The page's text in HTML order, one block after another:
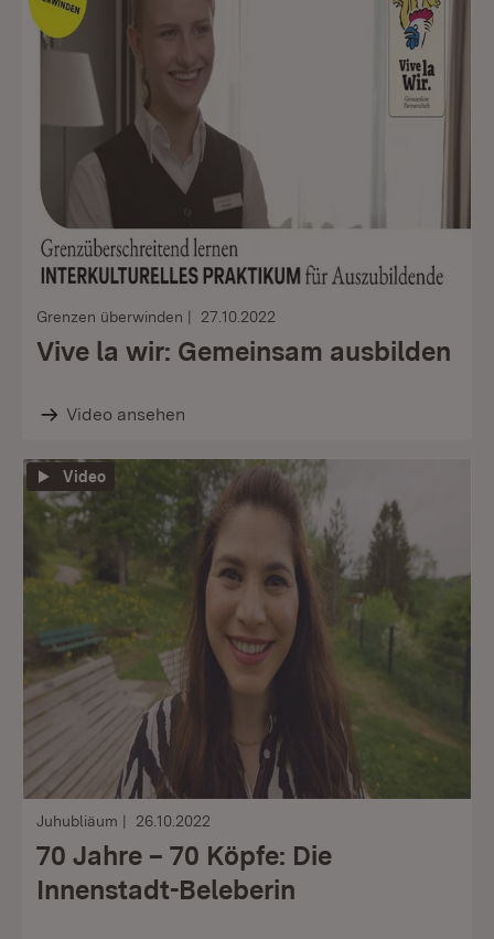
Grenzen überwinden 27.10.2022
Vive la wir: Gemeinsam ausbilden
Video ansehen
Video
Juhubliäum 26.10.2022
70 Jahre – 70 Köpfe: Die
Innenstadt-Beleberin